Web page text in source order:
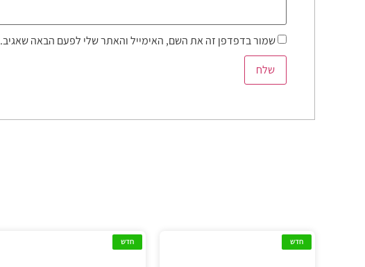
שמור בדפדפן זה את השם, האימייל והאתר שלי לפעם הבאה שאגיב.
חדש חדש